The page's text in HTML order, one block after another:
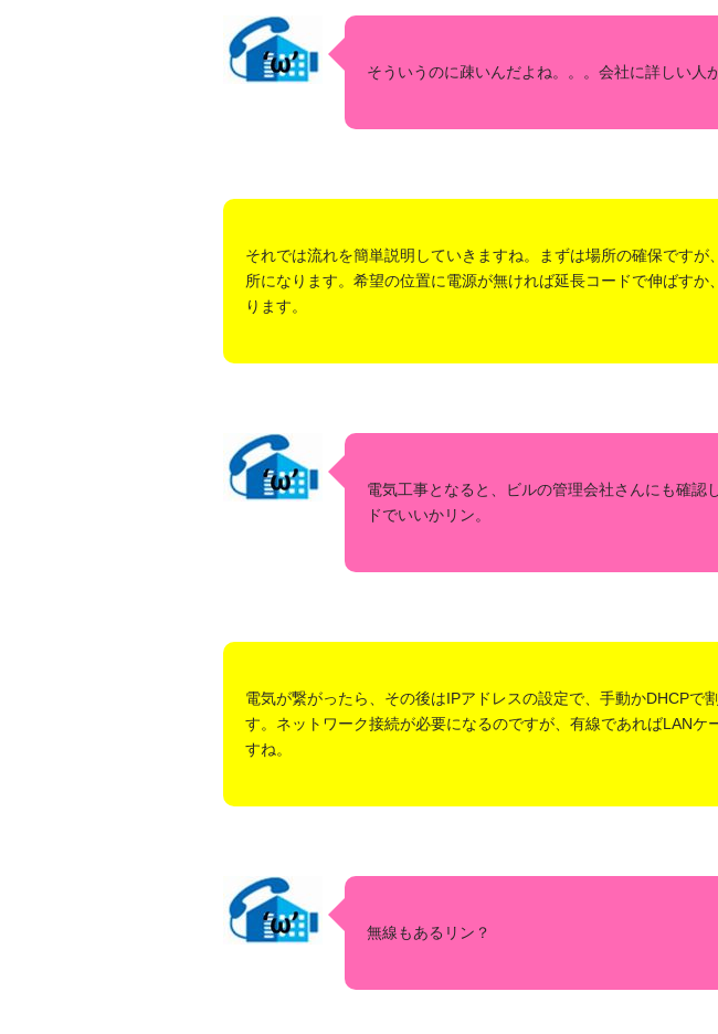
そういうのに疎いんだよね。。。会社に詳しい人
それでは流れを簡単説明していきますね。 まずは場所の確保ですが
所になります。希望の位置に電源が無ければ延長コードで伸ばすか
ります。
電気工事となると、ビルの管理会社さんにも確認
ドでいいかリン。
電気が繋がったら、その後はIPアドレスの設定で、手動かDHCPで
す。 ネットワーク接続が必要になるのですが、有線であればLANケ
すね。
無線もあるリン？